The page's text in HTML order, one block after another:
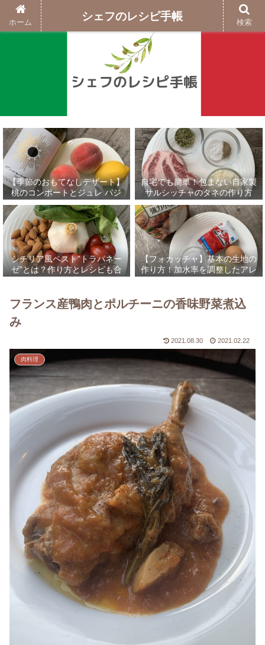
【季節のおもてなしデザート】
桃のコンポートとジュレ バジ
ルのグラニテ添え
自宅でも簡単！包まない自家製
サルシッチャのタネの作り方
シチリア風ペスト”トラパネー
ゼ”とは？作り方とレシピも合
わせて解説！
【フォカッチャ】基本の生地の
作り方！加水率を調整したアレ
ンジレシピなども合わせてご紹
フランス産鴨肉とポルチーニの香味野菜煮込
み
2021.08.30 2021.02.22
肉料理
ホーム シェフのレシピ手帳 検索